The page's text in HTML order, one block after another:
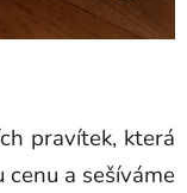
pravítek, která
cenu a sešíváme